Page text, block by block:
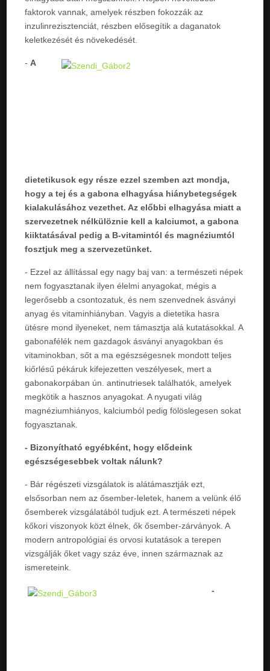
faktorok vannak, amelyek részben fokozzák az
inzulinrezisztenciát, részben elősegítik a daganatok
keletkezését és növekedését.
- A
dietetikusok egy része ezzel szemben azt mondja,
hogy a tej és a gabona elhagyása hiánybetegségek
kialakulásához vezethet. Az előbbi elhagyása miatt a
szervezetnek nélkülöznie kell a kalciumot, a gabona
kiiktatásával pedig a B-vitamintól és magnéziumtól
fosztjuk meg a szervezetünket.
- Ezzel az állítással egy nagy baj van: a természeti népek
nem fogyasztanak ilyen élelmi anyagokat, mégis a
legerősebb a csontozatuk, és nem szenvednek ásványi
anyag és vitaminhiányban. Vagyis a dietetika hasra
ütésre mond ilyeneket, nem támasztja alá kutatásokkal. A
gabonafélék nem gazdagok ásványi anyagokban és
vitaminokban, sőt a ma egészségesnek mondott teljes
kiőrlésű pékáruk kifejezetten veszélyesek, mert a
gabonakorpában ún. antinutriesek találhatók, amelyek
megkötik a hasznos anyagokat. A nyugati világ
magnéziumhiányos, kalciumból pedig fölöslegesen sokat
fogyasztanak.
- Bizonyítható egyébként, hogy elődeink
egészségesebbek voltak nálunk?
- Bár régészeti vizsgálatok is alátámasztják ezt,
elsősorban nem az ősember-leletek, hanem a velünk élő
ősemberek vizsgálatából tudjuk ezt. A természeti népek
kőkori viszonyok közt élnek, ők ősember-zárványok. A
modern antropológiai és orvosi kutatások a terepen
vizsgálják őket vagy száz éve, innen származnak az
ismereteink.
-